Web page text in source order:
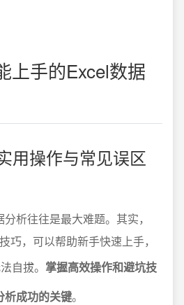
上手的Excel数据
用操作与常见误区
析往往是最大难题。其实，
巧，可以帮助新手快速上手，
自拔。 掌握高效操作和避坑技
析成功的关键。